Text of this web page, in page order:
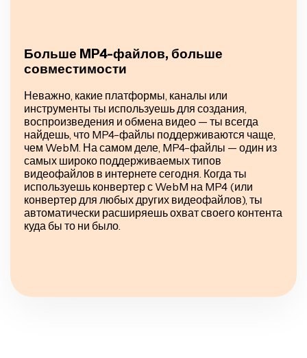
Больше MP4-файлов, больше
совместимости
Неважно, какие платформы, каналы или
инструменты ты используешь для создания,
воспроизведения и обмена видео — ты всегда
найдешь, что MP4-файлы поддерживаются чаще,
чем WebM. На самом деле, MP4-файлы — один из
самых широко поддерживаемых типов
видеофайлов в интернете сегодня. Когда ты
используешь конвертер с WebM на MP4 (или
конвертер для любых других видеофайлов), ты
автоматически расширяешь охват своего контента
куда бы то ни было.